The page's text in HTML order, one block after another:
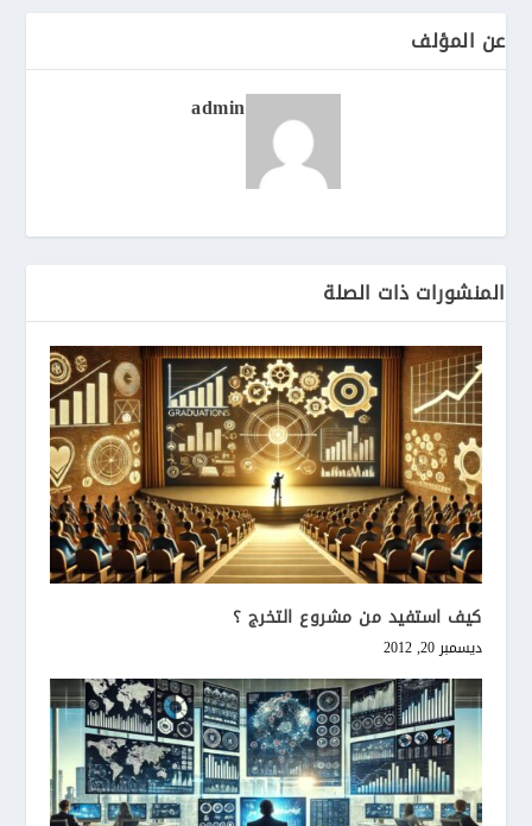
عن المؤلف
admin
المنشورات ذات الصلة
كيف استفيد من مشروع التخرج ؟
ديسمبر 20, 2012